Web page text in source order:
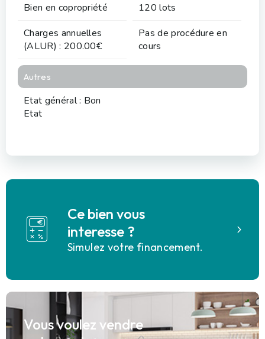
Bien en copropriété
120 lots
Charges annuelles
(ALUR) : 200.00€
Pas de procédure en
cours
Autres
Etat général : Bon
Etat
Ce bien vous
interesse ?
Simulez votre financement.
Vous voulez vendre